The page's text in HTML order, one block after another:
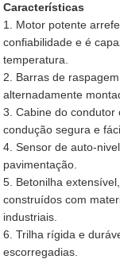
Características
1. Motor potente
confiabilidade e é
temperatura.
2. Barras de
alternadamente
3. Cabine do condutor
condução segura e
4. Sensor de auto-
pavimentação.
5. Betonilha
construídos com
industriais.
6. Trilha rígida e
escorregadias.